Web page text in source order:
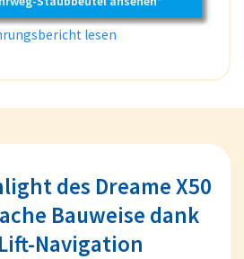
lesen
des Dreame X50
Bauweise dank
Navigation